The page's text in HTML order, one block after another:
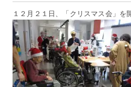
１２月２１日、「クリスマス会」を